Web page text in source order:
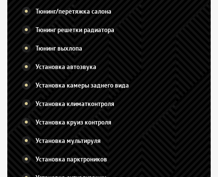
Тюнинг/перетяжка салона
Тюнинг решетки радиатора
Тюнинг выхлопа
Установка автозвука
Установка камеры заднего вида
Установка климатконтроля
Установка круиз контроля
Установка мультируля
Установка парктроников